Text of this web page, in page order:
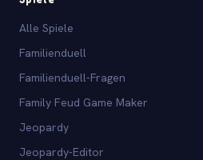
Alle Spiele
Familienduell
Familienduell-Fragen
Family Feud Game Maker
Jeopardy
Jeopardy-Editor